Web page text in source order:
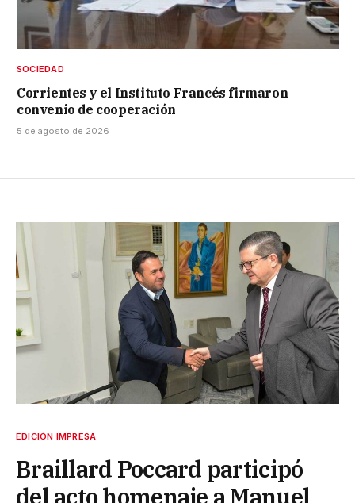
SOCIEDAD
Corrientes y el Instituto Francés firmaron
convenio de cooperación
5 de agosto de 2026
EDICIÓN IMPRESA
Braillard Poccard participó
del acto homenaje a Manuel